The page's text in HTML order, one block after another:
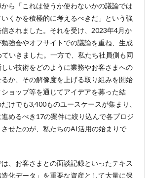
ら「これは使うか使わないかの議論では
くかを積極的に考えるべきだ」という強
されました。それを受け、2023年4月か
強会やオフサイトでの議論を重ね、生成
いきました。一方で、私たち社員側も同
い技術をどのように業務やお客さまへの
か、その解像度を上げる取り組みを開始
ョップ等を通じてアイデアを募った結
けでも3,400ものユースケースが集まり、
めるべき17の案件に絞り込んで各プロジ
せたのが、私たちのAI活用の始まりで
、お客さまとの面談記録といったテキス
造化データ」を重要な資産として大量に保